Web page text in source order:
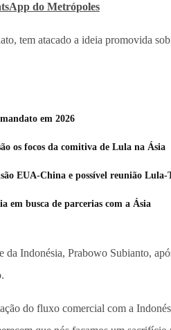
do Metrópoles
tem atacado a ideia promovida
em 2026
os focos da comitiva de Lula na Ásia
EUA-China e possível reunião
em busca de parcerias com a Ásia
da Indonésia, Prabowo Subianto,
do fluxo comercial com a